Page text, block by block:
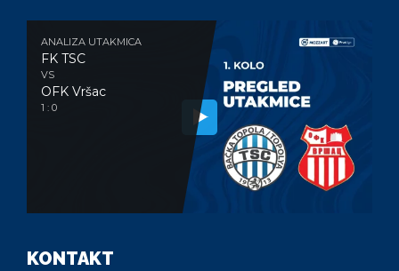
ANALIZA UTAKMICA
FK TSC
VS
OFK Vršac
1 : 0
KONTAKT